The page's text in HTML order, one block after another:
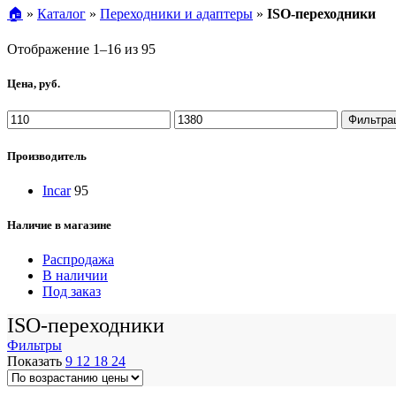
🏠︎ » Каталог » Переходники и адаптеры » ISO-переходники
Отображение 1–16 из 95Цены:
Цена, руб.
Минимальная
цена
Максимальная
цена
Производитель
Incar 95
Наличие в магазине
Распродажа
В наличии
Под заказ
ISO-переходники
Фильтры
Показать 9 12 18 24